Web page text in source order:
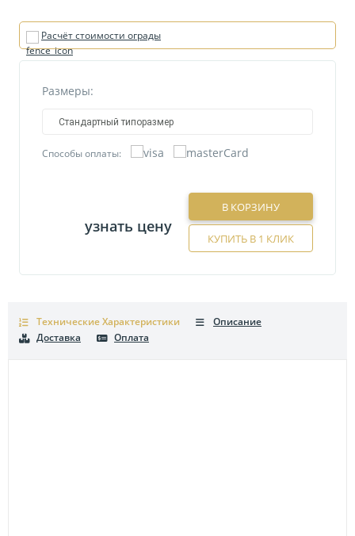
Расчёт стоимости ограды
Размеры:
Стандартный типоразмер
Способы оплаты:
узнать цену
В КОРЗИНУ
КУПИТЬ В 1 КЛИК
Технические Характеристики
Описание
Доставка
Оплата